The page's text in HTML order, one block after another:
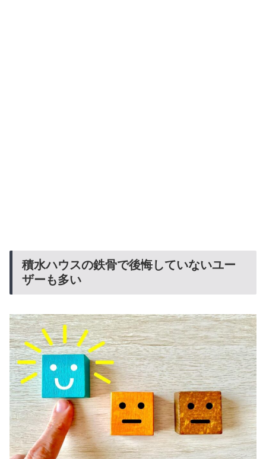
積水ハウスの鉄骨で後悔していないユー
ザーも多い